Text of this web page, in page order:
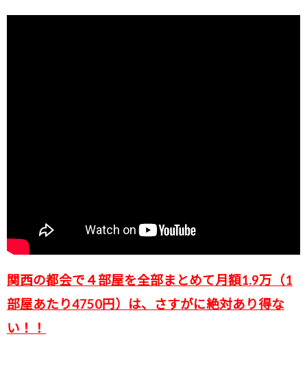
関西の都会で４部屋を全部まとめて月額1.9万（1
部屋あたり4750円）は、さすがに絶対あり得な
い！！